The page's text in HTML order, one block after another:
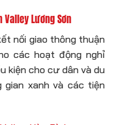
Lương Sơn
nối giao thông thuận
các hoạt động nghỉ
kiện cho cư dân và du
gian xanh và các tiện